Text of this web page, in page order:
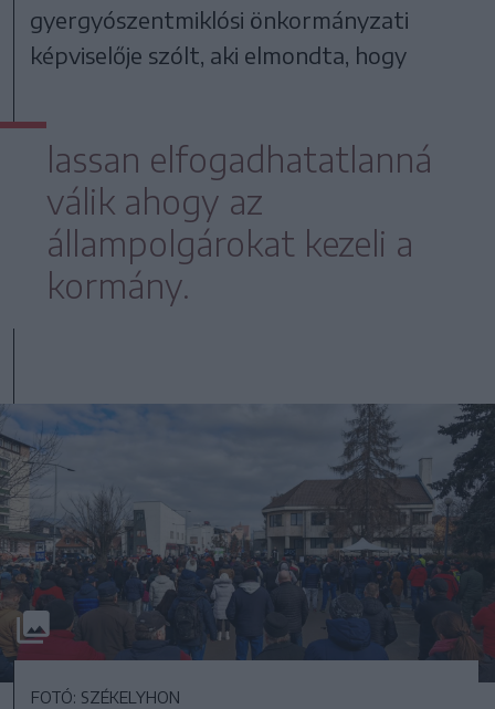
gyergyószentmiklósi önkormányzati
képviselője szólt, aki elmondta, hogy
lassan elfogadhatatlanná
válik ahogy az
állampolgárokat kezeli a
kormány.
FOTÓ: SZÉKELYHON